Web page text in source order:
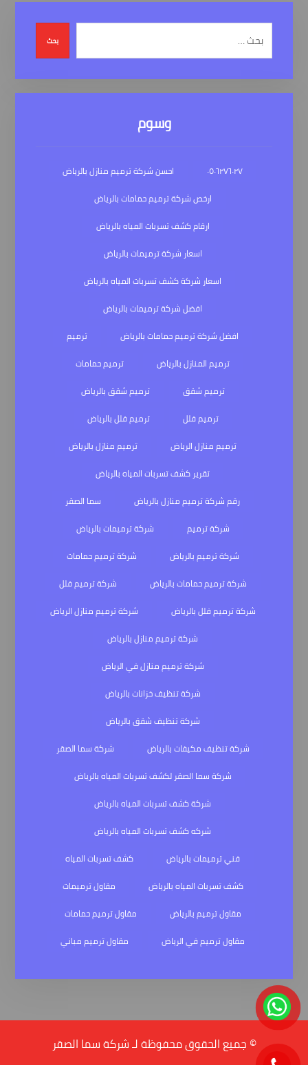
بحث
وسوم
٠٥٠٦٢٧٦٠٢٧
احسن شركة ترميم منازل بالرياض
ارخص شركة ترميم حمامات بالرياض
ارقام كشف تسربات المياه بالرياض
اسعار شركة ترميمات بالرياض
اسعار شركة كشف تسربات المياه بالرياض
افضل شركة ترميمات بالرياض
افضل شركة ترميم حمامات بالرياض
ترميم
ترميم المنازل بالرياض
ترميم حمامات
ترميم شقق
ترميم شقق بالرياض
ترميم فلل
ترميم فلل بالرياض
ترميم منازل الرياض
ترميم منازل بالرياض
تقرير كشف تسربات المياه بالرياض
رقم شركة ترميم منازل بالرياض
سما الصقر
شركة ترميم
شركة ترميمات بالرياض
شركة ترميم بالرياض
شركة ترميم حمامات
شركة ترميم حمامات بالرياض
شركة ترميم فلل
شركة ترميم فلل بالرياض
شركة ترميم منازل الرياض
شركة ترميم منازل بالرياض
شركة ترميم منازل في الرياض
شركة تنظيف خزانات بالرياض
شركة تنظيف شقق بالرياض
شركة تنظيف مكيفات بالرياض
شركة سما الصقر
شركة سما الصقر لكشف تسربات المياه بالرياض
شركة كشف تسربات المياه بالرياض
شركه كشف تسربات المياه بالرياض
فني ترميمات بالرياض
كشف تسربات المياه
كشف تسربات المياه بالرياض
مقاول ترميمات
مقاول ترميم بالرياض
مقاول ترميم حمامات
مقاول ترميم في الرياض
مقاول ترميم مباني
© جميع الحقوق محفوظة لـ شركة سما الصقر